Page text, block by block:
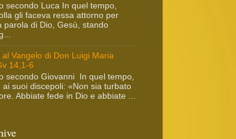
secondo Luca In quel tempo,
gli faceva ressa attorno per
parola di Dio, Gesù, stando
Vangelo di Don Luigi Maria
14,1-6
secondo Giovanni In quel tempo,
ai suoi discepoli: «Non sia turbato
Abbiate fede in Dio e abbiate ...